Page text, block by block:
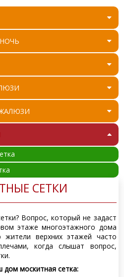
СЕТКИ
Вопрос, который не задаст
этаже многоэтажного дома
верхних этажей часто
когда слышат вопрос,
москитная сетка: